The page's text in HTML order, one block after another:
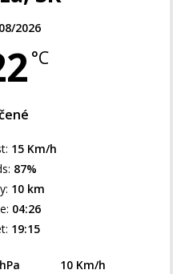
2026
°C
10 Km/h
15 Km/h
87%
10 km
04:26
19:15